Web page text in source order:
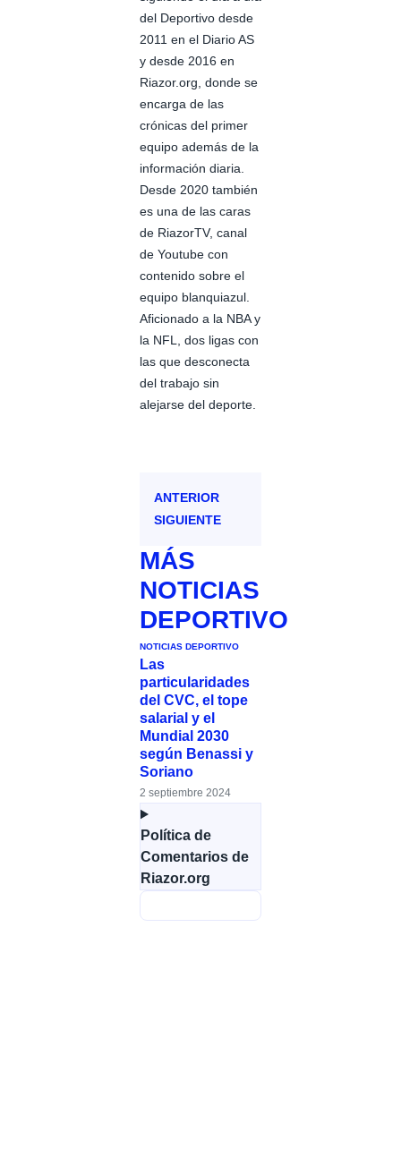
del Deportivo desde
2011 en el Diario AS
y desde 2016 en
Riazor.org, donde se
encarga de las
crónicas del primer
equipo además de la
información diaria.
Desde 2020 también
es una de las caras
de RiazorTV, canal
de Youtube con
contenido sobre el
equipo blanquiazul.
Aficionado a la NBA y
la NFL, dos ligas con
las que desconecta
del trabajo sin
alejarse del deporte.
ANTERIOR
SIGUIENTE
MÁS
NOTICIAS
DEPORTIVO
NOTICIAS DEPORTIVO
Las
particularidades
del CVC, el tope
salarial y el
Mundial 2030
según Benassi y
Soriano
2 septiembre 2024
Política de
Comentarios de
Riazor.org